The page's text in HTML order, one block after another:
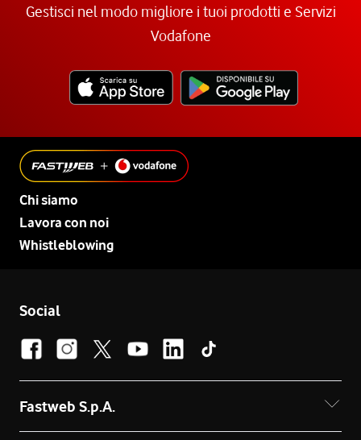
Gestisci nel modo migliore i tuoi prodotti e Servizi
Vodafone
Chi siamo
Lavora con noi
Whistleblowing
Social
Fastweb S.p.A.